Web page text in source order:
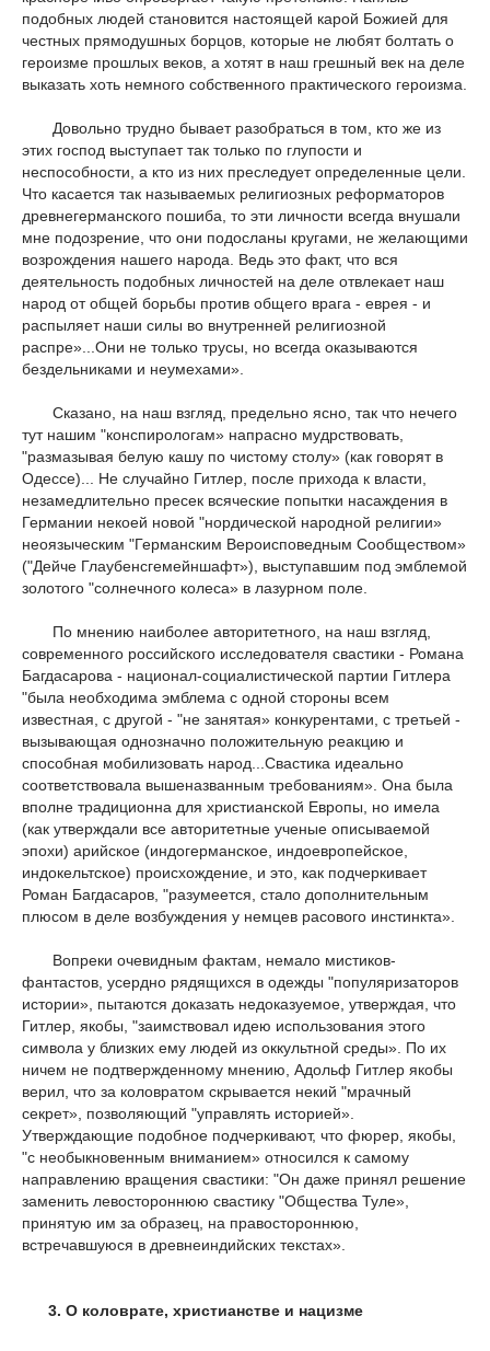
подобных людей становится настоящей карой Божией для
честных прямодушных борцов, которые не любят болтать о
героизме прошлых веков, а хотят в наш грешный век на деле
выказать хоть немного собственного практического героизма.
Довольно трудно бывает разобраться в том, кто же из
этих господ выступает так только по глупости и
неспособности, а кто из них преследует определенные цели.
Что касается так называемых религиозных реформаторов
древнегерманского пошиба, то эти личности всегда внушали
мне подозрение, что они подосланы кругами, не желающими
возрождения нашего народа. Ведь это факт, что вся
деятельность подобных личностей на деле отвлекает наш
народ от общей борьбы против общего врага - еврея - и
распыляет наши силы во внутренней религиозной
распре»...Они не только трусы, но всегда оказываются
бездельниками и неумехами».
Сказано, на наш взгляд, предельно ясно, так что нечего
тут нашим "конспирологам» напрасно мудрствовать,
"размазывая белую кашу по чистому столу» (как говорят в
Одессе)... Не случайно Гитлер, после прихода к власти,
незамедлительно пресек всяческие попытки насаждения в
Германии некоей новой "нордической народной религии»
неоязыческим "Германским Вероисповедным Сообществом»
("Дейче Глаубенсгемейншафт»), выступавшим под эмблемой
золотого "солнечного колеса» в лазурном поле.
По мнению наиболее авторитетного, на наш взгляд,
современного российского исследователя свастики - Романа
Багдасарова - национал-социалистической партии Гитлера
"была необходима эмблема с одной стороны всем
известная, с другой - "не занятая» конкурентами, с третьей -
вызывающая однозначно положительную реакцию и
способная мобилизовать народ...Свастика идеально
соответствовала вышеназванным требованиям». Она была
вполне традиционна для христианской Европы, но имела
(как утверждали все авторитетные ученые описываемой
эпохи) арийское (индогерманское, индоевропейское,
индокельтское) происхождение, и это, как подчеркивает
Роман Багдасаров, "разумеется, стало дополнительным
плюсом в деле возбуждения у немцев расового инстинкта».
Вопреки очевидным фактам, немало мистиков-
фантастов, усердно рядящихся в одежды "популяризаторов
истории», пытаются доказать недоказуемое, утверждая, что
Гитлер, якобы, "заимствовал идею использования этого
символа у близких ему людей из оккультной среды». По их
ничем не подтвержденному мнению, Адольф Гитлер якобы
верил, что за коловратом скрывается некий "мрачный
секрет», позволяющий "управлять историей».
Утверждающие подобное подчеркивают, что фюрер, якобы,
"с необыкновенным вниманием» относился к самому
направлению вращения свастики: "Он даже принял решение
заменить левостороннюю свастику "Общества Туле»,
принятую им за образец, на правостороннюю,
встречавшуюся в древнеиндийских текстах».
3. О коловрате, христианстве и нацизме